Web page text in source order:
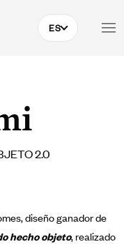
ES
2.0
diseño ganador de
hecho objeto, realizado